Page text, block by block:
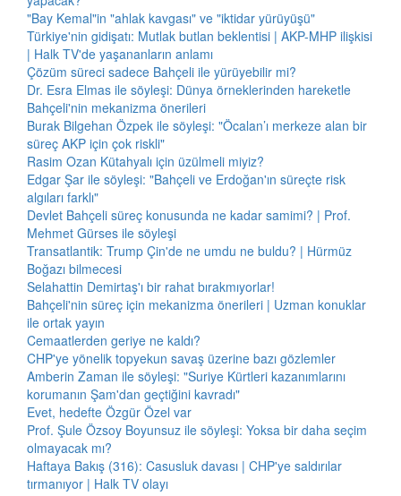
"Bay Kemal"in "ahlak kavgası" ve "iktidar yürüyüşü"
Türkiye'nin gidişatı: Mutlak butlan beklentisi | AKP-MHP ilişkisi
| Halk TV'de yaşananların anlamı
Çözüm süreci sadece Bahçeli ile yürüyebilir mi?
Dr. Esra Elmas ile söyleşi: Dünya örneklerinden hareketle
Bahçeli'nin mekanizma önerileri
Burak Bilgehan Özpek ile söyleşi: "Öcalan’ı merkeze alan bir
süreç AKP için çok riskli"
Rasim Ozan Kütahyalı için üzülmeli miyiz?
Edgar Şar ile söyleşi: "Bahçeli ve Erdoğan'ın süreçte risk
algıları farklı"
Devlet Bahçeli süreç konusunda ne kadar samimi? | Prof.
Mehmet Gürses ile söyleşi
Transatlantik: Trump Çin'de ne umdu ne buldu? | Hürmüz
Boğazı bilmecesi
Selahattin Demirtaş'ı bir rahat bırakmıyorlar!
Bahçeli'nin süreç için mekanizma önerileri | Uzman konuklar
ile ortak yayın
Cemaatlerden geriye ne kaldı?
CHP'ye yönelik topyekun savaş üzerine bazı gözlemler
Amberin Zaman ile söyleşi: "Suriye Kürtleri kazanımlarını
korumanın Şam'dan geçtiğini kavradı"
Evet, hedefte Özgür Özel var
Prof. Şule Özsoy Boyunsuz ile söyleşi: Yoksa bir daha seçim
olmayacak mı?
Haftaya Bakış (316): Casusluk davası | CHP'ye saldırılar
tırmanıyor | Halk TV olayı